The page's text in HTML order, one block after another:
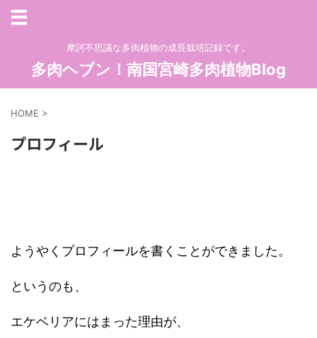
摩訶不思議な多肉植物の成長栽培記録です。
多肉ヘブン！南国宮崎多肉植物Blog
HOME >
プロフィール
ようやくプロフィールを書くことができました。
というのも、
エケベリアにはまった理由が、